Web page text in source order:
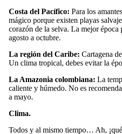
Costa del Pacífico: Para los
mágico porque existen playas
corazón de la selva. La mejor
agosto a octubre.
La región del Caribe: Cartagena
Un clima tropical, debes evitar la
La Amazonia colombiana: La
caliente y húmedo. No es
a mayo.
Clima.
Todos y al mismo tiempo… Ah,